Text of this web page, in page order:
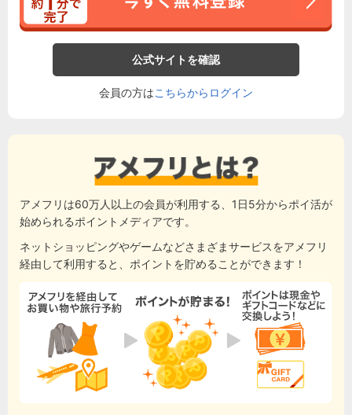
公式サイトを確認
会員の方はこちらからログイン
アメフリは60万人以上の会員が利用する、1日5分からポイ活が
始められるポイントメディアです。
ネットショッピングやゲームなどさまざまサービスをアメフリ
経由して利用すると、ポイントを貯めることができます！